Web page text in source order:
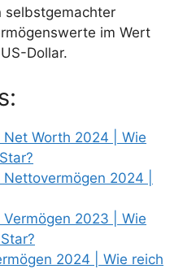
selbstgemachter
im Wert
Dollar.
Net Worth 2024 | Wie
2024 |
2023 | Wie
2024 | Wie reich